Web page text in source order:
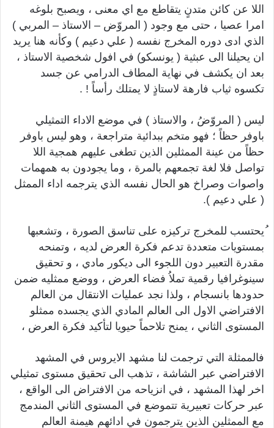
اللا عن كائن متدنٍ يتقاطع مع اي معنى ، ويصبح بلوغه
امرا عصيا ، حتى مع وجود ( المروّض – الاستاذ – المربي )
الذي ادى دوره المخرج نفسه ( علي دعيم ) وكأنه هنا يريد
ان يحيلنا الى عبثية ( يونسكو) في افول شخصية الاستاذ ،
بعد ان يكشف في نهاية المطاف الدرامي عن جسد
تكسوه ثياب فارهة لاستاذٍ لا يمتلك رأساً ! .
ليس ( المروّضُ ، والاستاذ ) في موضع الاداء التمثيلي
باوفر حظاً ؛ فهو متخم ببدائية متراجعة ، وهو ليس باوفر
حظاً من عينة الممثلين الذين تطغى عليهم همجية اللا
تواصل فلا لغة تجمعهم بالمرة ، وما يجودون به همهمات
واصوات وصراخ هو الحال نفسه الذي يترجمه اداء الممثل
( علي دعيم ).
ُيحتسب للمخرج تركيزه على تناسق الصورة ، وتشعبها
بمستويات متعددة تدعم فكرة العرض لديه ، وتمنحه
مقدرة التعبير دون اللجوء الى ديكور مادي ، و تحقيق
سينوغرافيا رقمية تملاُ فضاء العرض ، ووضع ممثليه ضمن
حدودها بانسجام ، ولذا نجد عمليات الانتقال من العالم
الافتراضي الاول الى العالم المادي الذي يجسده ممثلو
المستوى الثاني ، يمنح تلاحماً حيويا لتأكيد فكرة العرض ،
فالممثلة التي ترجمت لنا مشهد الايروس في المشهد
الافتراضي عبر الشاشة ، تذهب الى تحقيق مستوى تمثيلي
اخر لهذا المشهد ، في انزياحه من الافتراض الى الواقع ،
عبر حركات تعبيرية تتموضع في المستوى الثاني المندمج
مع الممثلين الذين يترجمون في ادائهم هيمنة العالم